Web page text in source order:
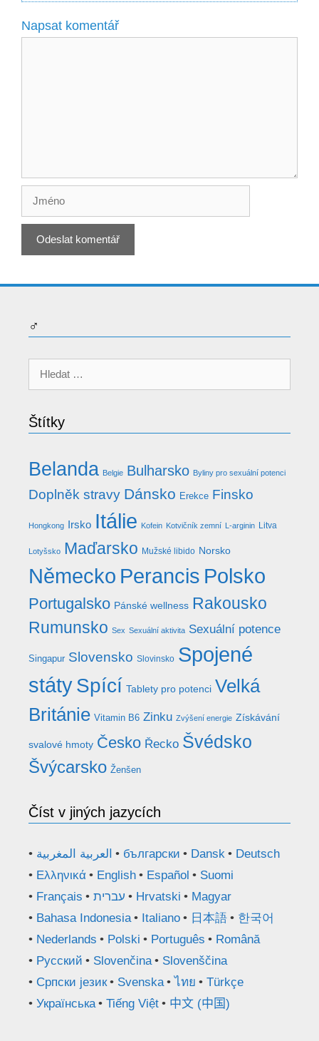
Napsat komentář
♂
Štítky
Belanda Belgie Bulharsko Byliny pro sexuální potenci
Doplněk stravy Dánsko Erekce Finsko
Hongkong Irsko Itálie Kofein Kotvičník zemní L-arginin Litva
Lotyšsko Maďarsko Mužské libido Norsko
Německo Perancis Polsko
Portugalsko Pánské wellness Rakousko
Rumunsko Sex Sexuální aktivita Sexuální potence
Singapur Slovensko Slovinsko Spojené
státySpící Tablety pro potenci Velká
Británie Vitamin B6 Zinku Zvýšení energie Získávání
svalové hmoty Česko Řecko Švédsko
Švýcarsko Ženšen
Číst v jiných jazycích
العربية المغربية български Dansk
Deutsch
Ελληνικά
English Español
Suomi
Français
עברית Hrvatski
Magyar
Bahasa Indonesia
Italiano 日本語
한국어
Nederlands
Polski Português
Română
Русский
Slovenčina
Slovenščina
Српски језик
Svenska ไทย
Türkçe
Українська
Tiếng Việt 中文 (中国)